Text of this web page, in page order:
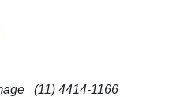
(11) 4414-1166